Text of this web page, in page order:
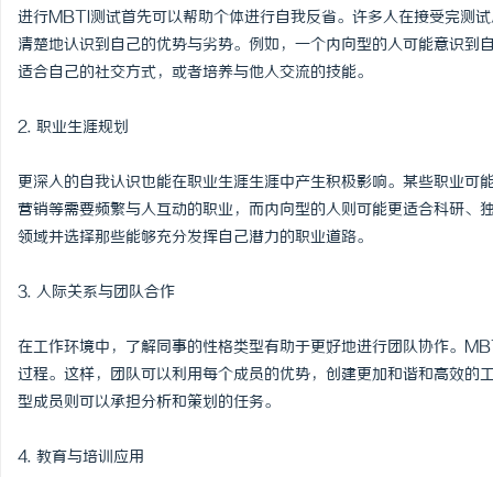
进行MBTI测试首先可以帮助个体进行自我反省。许多人在接受完测
清楚地认识到自己的优势与劣势。例如，一个内向型的人可能意识
适合自己的社交方式，或者培养与他人交流的技能。
2. 职业生涯规划
更深入的自我认识也能在职业生涯生涯中产生积极影响。某些职业
营销等需要频繁与人互动的职业，而内向型的人则可能更适合科研
领域并选择那些能够充分发挥自己潜力的职业道路。
3. 人际关系与团队合作
在工作环境中，了解同事的性格类型有助于更好地进行团队协作。
过程。这样，团队可以利用每个成员的优势，创建更加和谐和高效
型成员则可以承担分析和策划的任务。
4. 教育与培训应用